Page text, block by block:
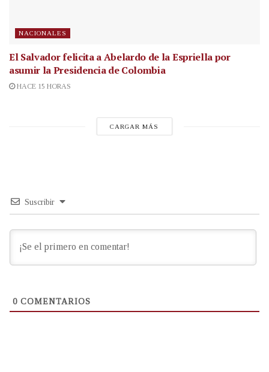
NACIONALES
El Salvador felicita a Abelardo de la Espriella por
asumir la Presidencia de Colombia
HACE 15 HORAS
CARGAR MÁS
Suscribir
0 COMENTARIOS